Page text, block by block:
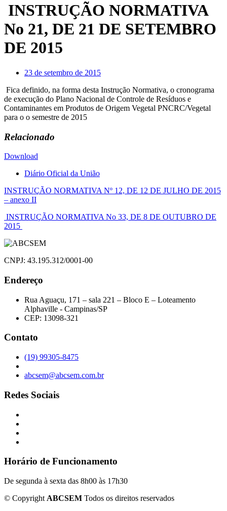
INSTRUÇÃO NORMATIVA
No 21, DE 21 DE SETEMBRO
DE 2015
23 de setembro de 2015
Fica definido, na forma desta Instrução Normativa, o cronograma
de execução do Plano Nacional de Controle de Resíduos e
Contaminantes em Produtos de Origem Vegetal PNCRC/Vegetal
para o o semestre de 2015
Relacionado
Download
Diário Oficial da União
Navegação
de
Post
INSTRUÇÃO NORMATIVA Nº 12, DE 12 DE JULHO DE 2015
– anexo II
INSTRUÇÃO NORMATIVA No 33, DE 8 DE OUTUBRO DE
2015
CNPJ: 43.195.312/0001-00
Endereço
Rua Aguaçu, 171 – sala 221 – Bloco E – Loteamento
Alphaville - Campinas/SP
CEP: 13098-321
Contato
(19) 99305-8475
abcsem@abcsem.com.br
Redes Sociais
Horário de Funcionamento
De segunda à sexta das 8h00 às 17h30
© Copyright ABCSEM Todos os direitos reservados